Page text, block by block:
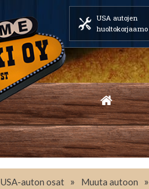
USA autojen
huoltokorjaamo
USA-auton osat » Muuta autoon »